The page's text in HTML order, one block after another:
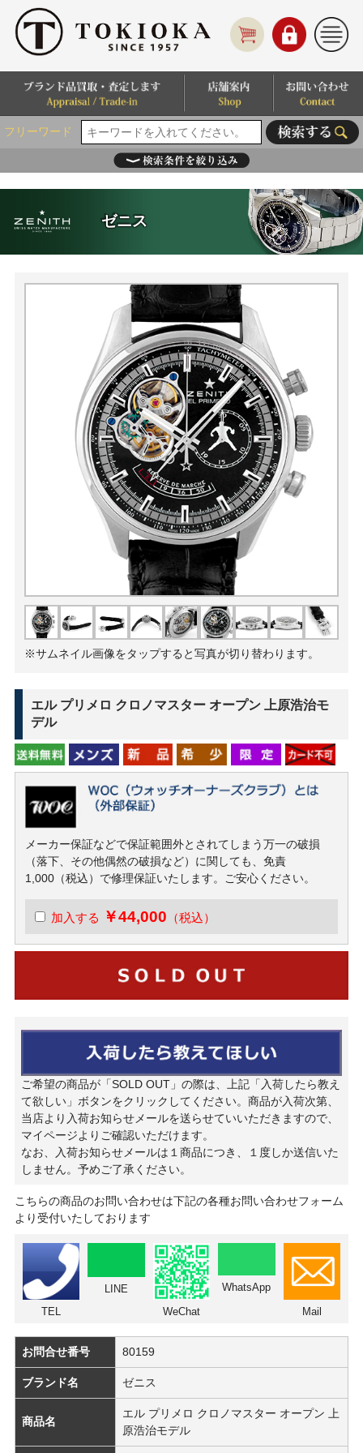
フリーワード
ゼニス
※サムネイル画像をタップすると写真が切り替わります。
エル プリメロ クロノマスター オープン 上原浩治モ
デル
メーカー保証などで保証範囲外とされてしまう万一の破損
（落下、その他偶然の破損など）に関しても、免責
1,000（税込）で修理保証いたします。ご安心ください。
加入する ￥44,000 （税込）
ご希望の商品が「SOLD OUT」の際は、上記「入荷したら教え
て欲しい」ボタンをクリックしてください。商品が入荷次第、
当店より入荷お知らせメールを送らせていいただきますので、
マイページよりご確認いただけます。
なお、入荷お知らせメールは１商品につき、１度しか送信いた
しません。予めご了承ください。
こちらの商品のお問い合わせは下記の各種お問い合わせフォーム
より受付いたしております
TEL
LINE
WeChat
WhatsApp
Mail
お問合せ番号 80159
ブランド名 ゼニス
商品名
エル プリメロ クロノマスター オープン 上
原浩治モデル